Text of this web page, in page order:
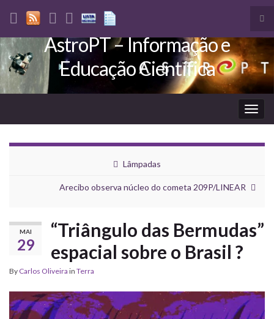
Search for:
AstroPT – Informação e
Educação Científica
Lâmpadas
Arecibo observa núcleo do cometa 209P/LINEAR
MAI
29
“Triângulo das Bermudas”
espacial sobre o Brasil ?
By Carlos Oliveira in Terra